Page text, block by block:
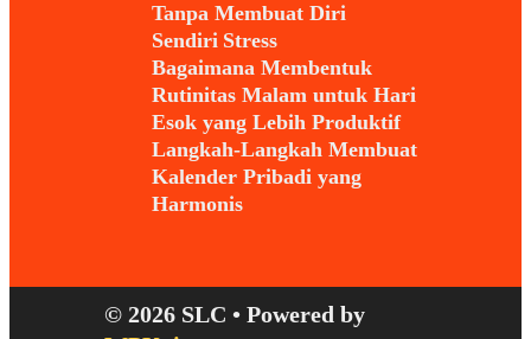
Tanpa Membuat Diri
Sendiri Stress
Bagaimana Membentuk
Rutinitas Malam untuk Hari
Esok yang Lebih Produktif
Langkah-Langkah Membuat
Kalender Pribadi yang
Harmonis
© 2026 SLC • Powered by